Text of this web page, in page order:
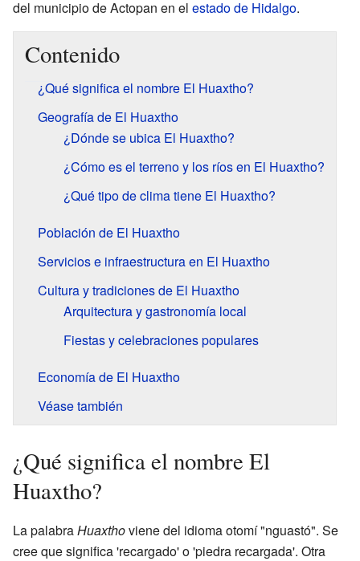
del municipio de Actopan en el estado de Hidalgo.
Contenido
¿Qué significa el nombre El Huaxtho?
Geografía de El Huaxtho
¿Dónde se ubica El Huaxtho?
¿Cómo es el terreno y los ríos en El Huaxtho?
¿Qué tipo de clima tiene El Huaxtho?
Población de El Huaxtho
Servicios e infraestructura en El Huaxtho
Cultura y tradiciones de El Huaxtho
Arquitectura y gastronomía local
Fiestas y celebraciones populares
Economía de El Huaxtho
Véase también
¿Qué significa el nombre El
Huaxtho?
La palabraHuaxthoviene del idioma otomí "nguastó". Se
cree que significa 'recargado' o 'piedra recargada'. Otra